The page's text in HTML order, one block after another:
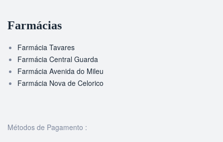
Farmácias
Farmácia Tavares
Farmácia Central Guarda
Farmácia Avenida do Mileu
Farmácia Nova de Celorico
Métodos de Pagamento :